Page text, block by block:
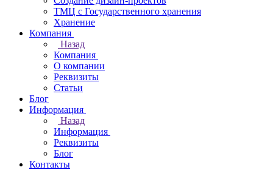
ТМЦ с Государственного хранения
Хранение
Компания
Назад
Компания
О компании
Реквизиты
Статьи
Блог
Информация
Назад
Информация
Реквизиты
Блог
Контакты